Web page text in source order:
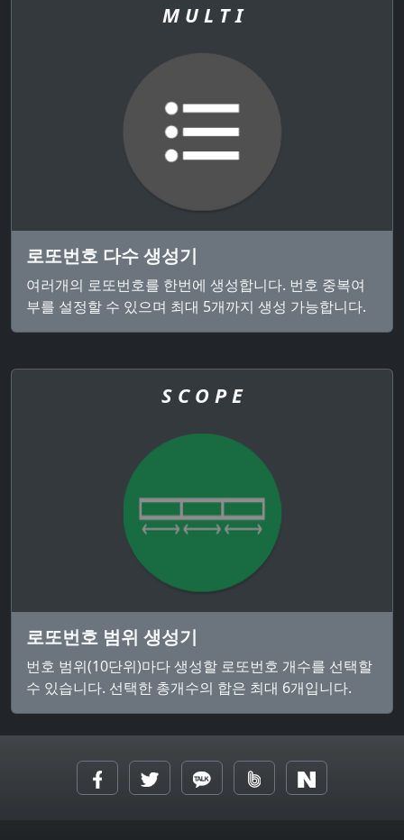
M U L T I
로또번호 다수 생성기
여러개의 로또번호를 한번에 생성합니다. 번호 중복여
부를 설정할 수 있으며 최대 5개까지 생성 가능합니다.
S C O P E
로또번호 범위 생성기
번호 범위(10단위)마다 생성할 로또번호 개수를 선택할
수 있습니다. 선택한 총개수의 합은 최대 6개입니다.